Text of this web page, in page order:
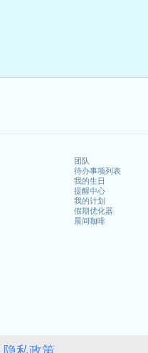
团队
待办事项列表
我的生日
提醒中心
我的计划
假期优化器
晨间咖啡